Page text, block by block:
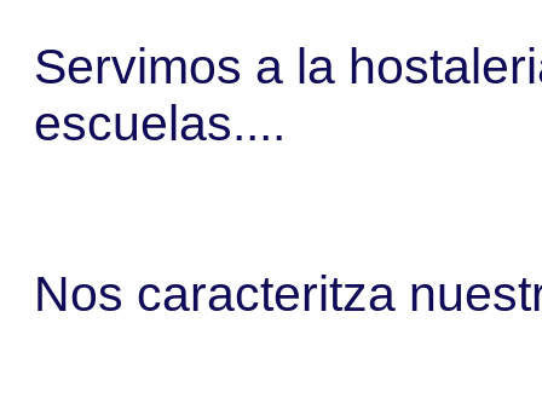
Servimos a la
escuelas....
Nos caracteritza